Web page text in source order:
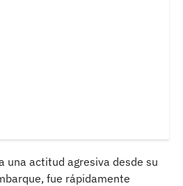
una actitud agresiva desde su
fue rápidamente